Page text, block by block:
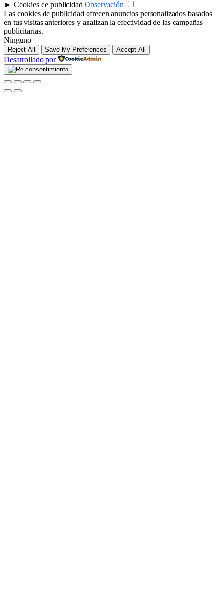
► Cookies de publicidad Observación
Las cookies de publicidad ofrecen anuncios personalizados basados
en tus visitas anteriores y analizan la efectividad de las campañas
publicitarias.
Ninguno
Reject All Save My Preferences Accept All
Desarrollado por